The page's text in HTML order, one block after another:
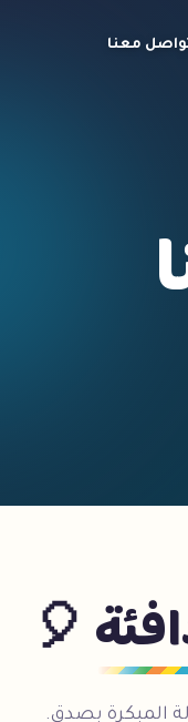
معنا
🎈
المبكرة بصدق.